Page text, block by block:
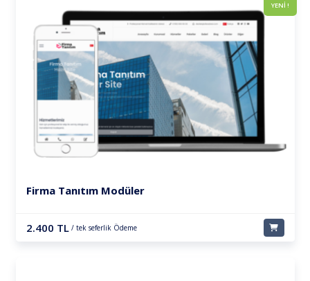
YENİ !
Firma Tanıtım Modüler
2.400 TL / tek seferlik Ödeme